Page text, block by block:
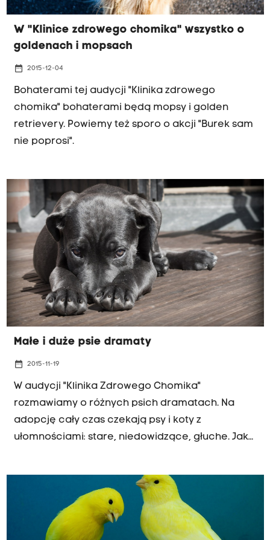
W "Klinice zdrowego chomika" wszystko o
goldenach i mopsach
date_range 2015-12-04
Bohaterami tej audycji "Klinika zdrowego
chomika" bohaterami będą mopsy i golden
retrievery. Powiemy też sporo o akcji "Burek sam
nie poprosi".
Małe i duże psie dramaty
date_range 2015-11-19
W audycji "Klinika Zdrowego Chomika"
rozmawiamy o różnych psich dramatach. Na
adopcję cały czas czekają psy i koty z
ułomnościami: stare, niedowidzące, głuche. Jak
sobie tak dobrze, że na pierwszy rzut oka nie
widać, że zwierzak ma jakąś dysfunkcję.